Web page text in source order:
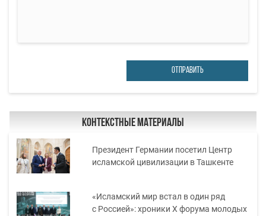
ОТПРАВИТЬ
Контекстные материалы
Президент Германии посетил Центр
исламской цивилизации в Ташкенте
«Исламский мир встал в один ряд
с Россией»: хроники X форума молодых